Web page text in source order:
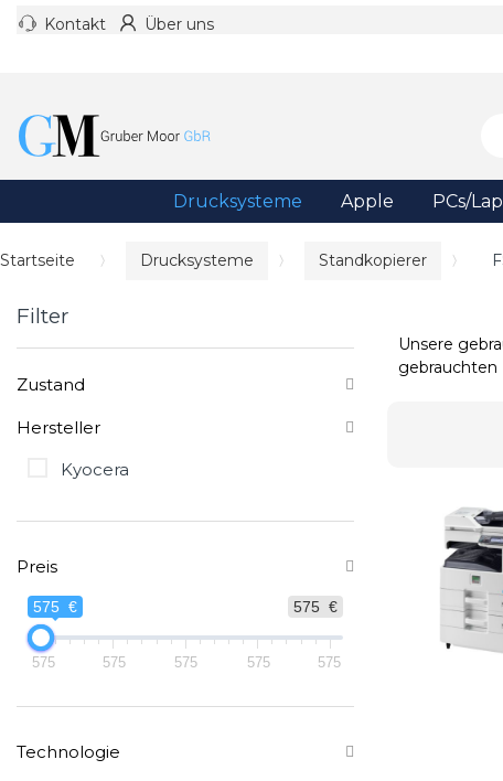
Kontakt Über uns
Drucksysteme Apple PCs/
Startseite Drucksysteme Standkopierer
Unsere
gebrauchten
Filter
Zustand
Hersteller
Kyocera
Preis
575 €
575 €
575 575 575 575 575
Technologie